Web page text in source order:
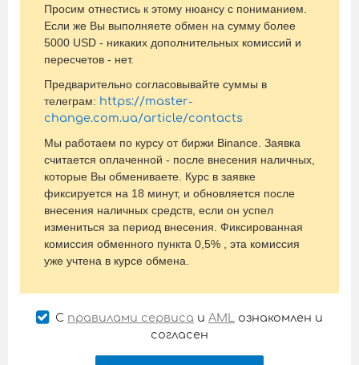
Просим отнестись к этому нюансу с пониманием.
Если же Вы выполняете обмен на сумму более
5000 USD - никаких дополнительных комиссий и
пересчетов - нет.
Предварительно согласовывайте суммы в
телеграм: https://master-
change.com.ua/article/contacts
Мы работаем по курсу от биржи Binance. Заявка
считается оплаченной - после внесения наличных,
которые Вы обмениваете. Курс в заявке
фиксируется на 18 минут, и обновляется после
внесения наличных средств, если он успел
измениться за период внесения. Фиксированная
комиссия обменного пункта 0,5% , эта комиссия
уже учтена в курсе обмена.
С правилами сервиса и AML ознакомлен и
согласен